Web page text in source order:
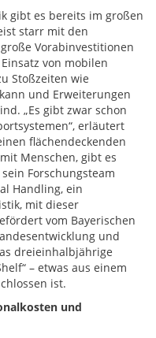
gibt es bereits im großen
starr mit den
Vorabinvestitionen
von mobilen
Stoßzeiten wie
und Erweiterungen
„Es gibt zwar schon
erläutert
flächendeckenden
Menschen, gibt es
Forschungsteam
Handling, ein
mit dieser
vom Bayerischen
und
dreieinhalbjährige
– etwas aus einem
ist.
und